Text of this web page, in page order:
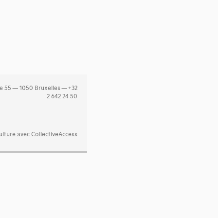
55 — 1050 Bruxelles — +32
2 642 24 50
avec CollectiveAccess